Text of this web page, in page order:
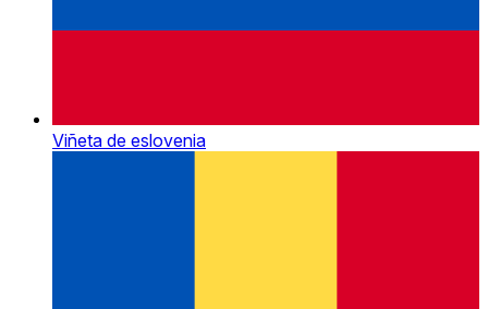
Viñeta de eslovenia